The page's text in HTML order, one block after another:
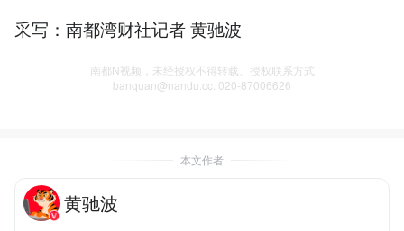
采写：南都湾财社记者 黄驰波
南都N视频，未经授权不得转载、授权联系方式
banquan@nandu.cc. 020-87006626
本文作者
黄驰波